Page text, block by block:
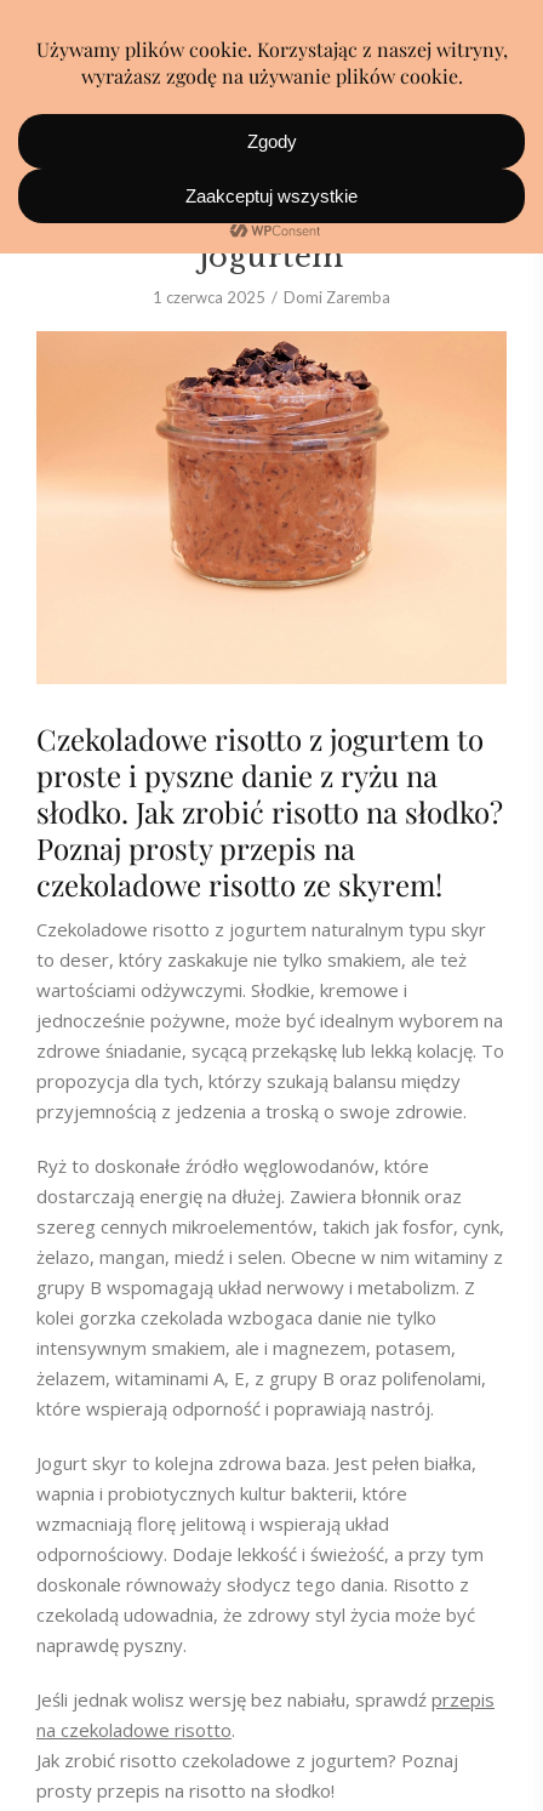
Czekoladowe risotto z
jogurtem
1 czerwca 2025 Domi Zaremba
Czekoladowe risotto z jogurtem to
proste i pyszne danie z ryżu na
słodko. Jak zrobić risotto na słodko?
Poznaj prosty przepis na
czekoladowe risotto ze skyrem!
Czekoladowe risotto z jogurtem naturalnym typu skyr
to deser, który zaskakuje nie tylko smakiem, ale też
wartościami odżywczymi. Słodkie, kremowe i
jednocześnie pożywne, może być idealnym wyborem na
zdrowe śniadanie, sycącą przekąskę lub lekką kolację. To
propozycja dla tych, którzy szukają balansu między
przyjemnością z jedzenia a troską o swoje zdrowie.
Ryż to doskonałe źródło węglowodanów, które
dostarczają energię na dłużej. Zawiera błonnik oraz
szereg cennych mikroelementów, takich jak fosfor, cynk,
żelazo, mangan, miedź i selen. Obecne w nim witaminy z
grupy B wspomagają układ nerwowy i metabolizm. Z
kolei gorzka czekolada wzbogaca danie nie tylko
intensywnym smakiem, ale i magnezem, potasem,
żelazem, witaminami A, E, z grupy B oraz polifenolami,
które wspierają odporność i poprawiają nastrój.
Jogurt skyr to kolejna zdrowa baza. Jest pełen białka,
wapnia i probiotycznych kultur bakterii, które
wzmacniają florę jelitową i wspierają układ
odpornościowy. Dodaje lekkość i świeżość, a przy tym
doskonale równoważy słodycz tego dania. Risotto z
czekoladą udowadnia, że zdrowy styl życia może być
naprawdę pyszny.
Jeśli jednak wolisz wersję bez nabiału, sprawdź przepis
na czekoladowe risotto.
Jak zrobić risotto czekoladowe z jogurtem? Poznaj
prosty przepis na risotto na słodko!